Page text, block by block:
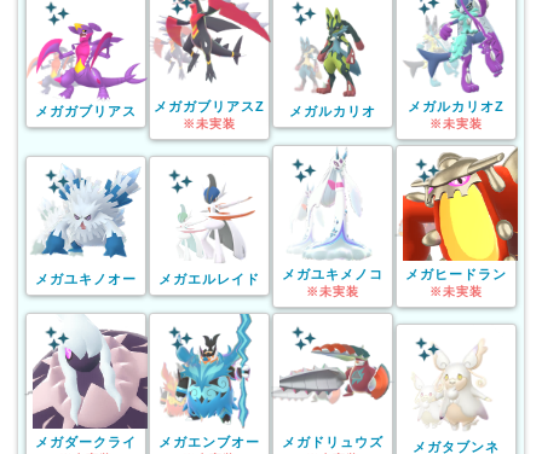
メガガブリアス メガガブリアスZ
※未実装
メガルカリオ メガルカリオZ
※未実装
メガユキノオー メガエルレイド メガユキメノコ
※未実装
メガヒードラン
※未実装
メガダークライ メガエンブオー メガドリュウズ メガタブンネ